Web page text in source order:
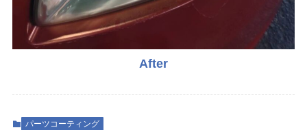
After
パーツコーティング